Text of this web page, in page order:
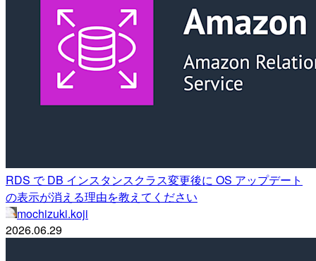
RDS で DB インスタンスクラス変更後に OS アップデート
の表示が消える理由を教えてください
mochizuki.koji
2026.06.29